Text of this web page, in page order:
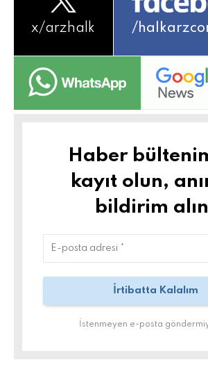
x/arzhalk /
Haber
kayıt olun,
bildirim
İstenmeyen e-posta